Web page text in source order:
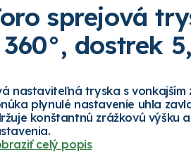
sprejová
dostrek
nastaviteľná tryska s
plynulé nastavenie uhla
konštantnú zrážkovú výšku
celý popis